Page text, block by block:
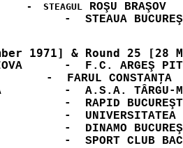
-  STEAGUL ROŞU
-  FARUL CONSTANŢA
-  A.S.A.
-  RAPID
-  UNIVERSITATEA
-  DINAMO
-  SPORT